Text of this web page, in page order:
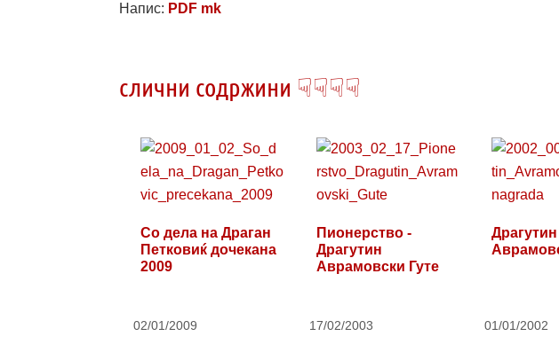
Напис: PDF mk
слични содржини ☟☟☟☟
Со дела на Драган
Петковиќ дочекана
2009
02/01/2009
Пионерство -
Драгутин
Аврамовски Гуте
17/02/2003
Драгутин
01/01/2002